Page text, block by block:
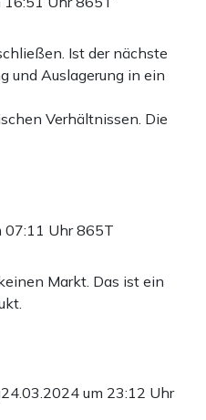
Ist der nächste
und Auslagerung in ein
Verhältnissen. Die
07:11 Uhr865T
Markt. Das ist ein
24.03.2024 um 23:12 Uhr